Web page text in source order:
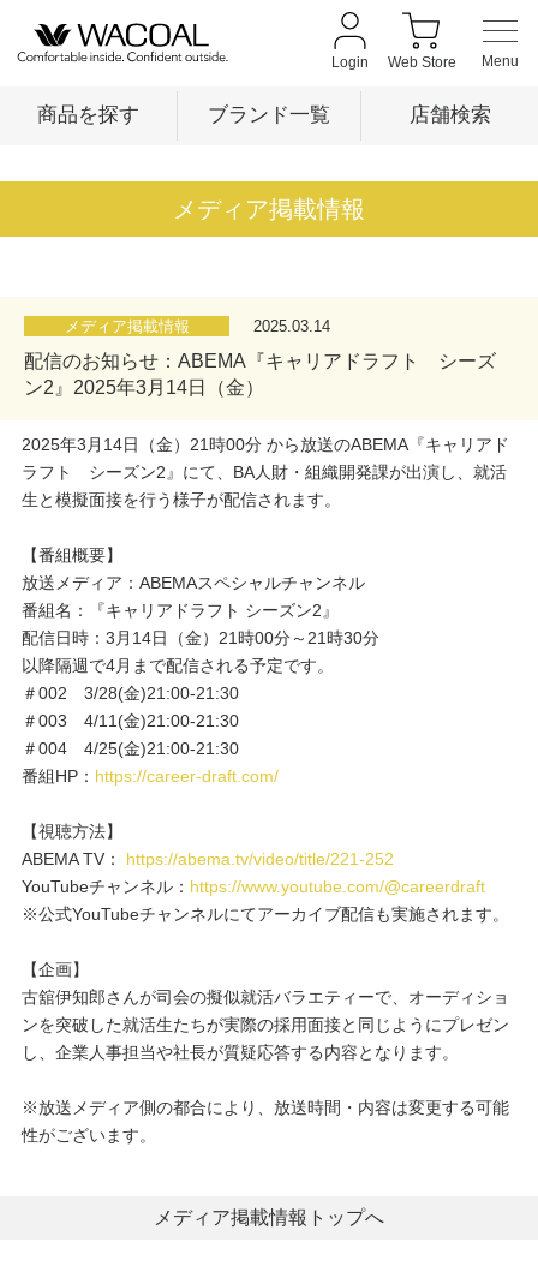
Login Web Store
商品を探す ブランド一覧 店舗検索
店舗検索
新着情報
お知らせ
ワコールウェブストア
公式アプリ
ニュース＆トピックス
企業情報
SNSアカウント一覧
プレゼント・キャンペーン
メールニュース登録
メディア掲載情報
メディア掲載情報 2025.03.14
配信のお知らせ：ABEMA『キャリアドラフト シーズ
ン2』2025年3月14日（金）
2025年3月14日（金）21時00分 から放送のABEMA『キャリアド
ラフト シーズン2』にて、BA人財・組織開発課が出演し、就活
生と模擬面接を行う様子が配信されます。
【番組概要】
放送メディア：ABEMAスペシャルチャンネル
番組名：『キャリアドラフト シーズン2』
配信日時：3月14日（金）21時00分～21時30分
以降隔週で4月まで配信される予定です。
＃002 3/28(金)21:00-21:30
＃003 4/11(金)21:00-21:30
＃004 4/25(金)21:00-21:30
番組HP： https://career-draft.com/
【視聴方法】
ABEMA TV： https://abema.tv/video/title/221-252
YouTubeチャンネル： https://www.youtube.com/@careerdraft
※公式YouTubeチャンネルにてアーカイブ配信も実施されます。
【企画】
古舘伊知郎さんが司会の擬似就活バラエティーで、オーディショ
ンを突破した就活生たちが実際の採用面接と同じようにプレゼン
し、企業人事担当や社長が質疑応答する内容となります。
※放送メディア側の都合により、放送時間・内容は変更する可能
性がございます。
メディア掲載情報トップへ